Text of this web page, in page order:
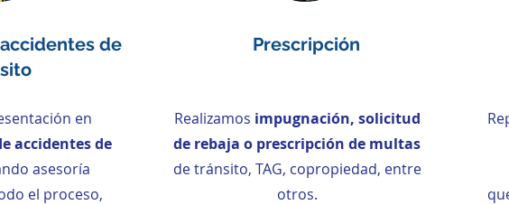
de
en
accidentes de
asesoría
el proceso,
Prescripción
Realizamos impugnación, solicitud
de rebaja o prescripción de multas
de tránsito, TAG, copropiedad, entre
otros.